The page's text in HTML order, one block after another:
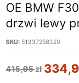
OE BMW
drzwi lewy
SKU: 51337258329
415,95zł